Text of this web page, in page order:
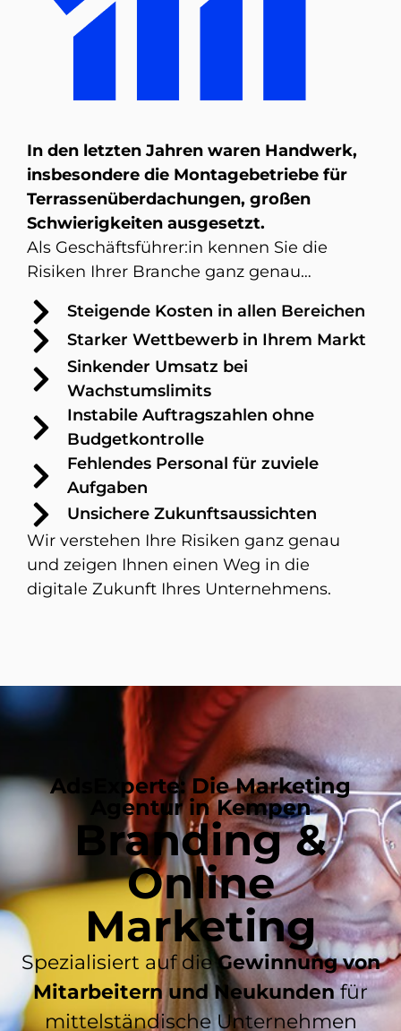
In den letzten Jahren waren Handwerk,
insbesondere die Montagebetriebe für
Terrassenüberdachungen, großen
Schwierigkeiten ausgesetzt.
Als Geschäftsführer:in kennen Sie die
Risiken Ihrer Branche ganz genau…
Steigende Kosten in allen Bereichen
Starker Wettbewerb in Ihrem Markt
Sinkender Umsatz bei
Wachstumslimits
Instabile Auftragszahlen ohne
Budgetkontrolle
Fehlendes Personal für zuviele
Aufgaben
Unsichere Zukunftsaussichten
Wir verstehen Ihre Risiken ganz genau
und zeigen Ihnen einen Weg in die
digitale Zukunft Ihres Unternehmens.
AdsExperte: Die Marketing
Agentur in Kempen
Branding &
Online
Marketing
Spezialisiert auf dieGewinnung von
Mitarbeitern und Neukundenfür
mittelständische Unternehmen